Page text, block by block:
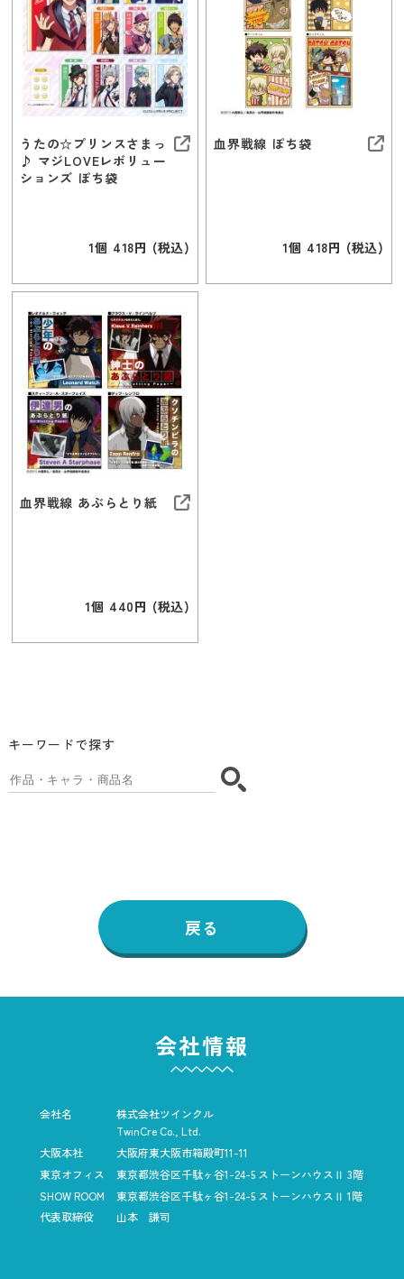
うたの☆プリンスさまっ
♪ マジLOVEレボリュー
ションズ ぽち袋
1個 418円 (税込)
血界戦線 ぽち袋
1個 418円 (税込)
血界戦線 あぶらとり紙
1個 440円 (税込)
キーワードで探す
戻る
会社情報
会社名
株式会社ツインクル
TwinCre Co., Ltd.
大阪本社
大阪府東大阪市箱殿町11-11
東京オフィス
東京都渋谷区千駄ヶ谷1-24-5 ストーンハウスⅡ 3階
SHOW ROOM
東京都渋谷区千駄ヶ谷1-24-5 ストーンハウスⅡ 1階
代表取締役
山本 謙司